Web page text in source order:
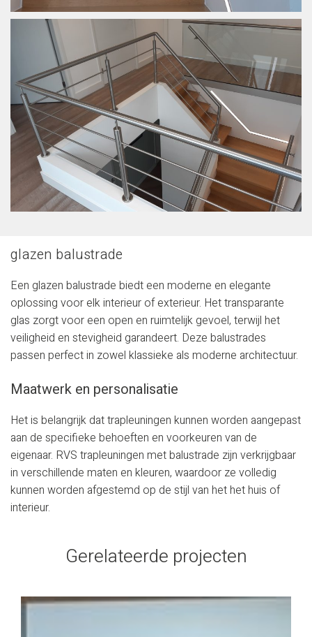
glazen balustrade
Een glazen balustrade biedt een moderne en elegante
oplossing voor elk interieur of exterieur. Het transparante
glas zorgt voor een open en ruimtelijk gevoel, terwijl het
veiligheid en stevigheid garandeert. Deze balustrades
passen perfect in zowel klassieke als moderne architectuur.
Maatwerk en personalisatie
Het is belangrijk dat trapleuningen kunnen worden aangepast
aan de specifieke behoeften en voorkeuren van de
eigenaar. RVS trapleuningen met balustrade zijn verkrijgbaar
in verschillende maten en kleuren, waardoor ze volledig
kunnen worden afgestemd op de stijl van het het huis of
interieur.
Gerelateerde projecten